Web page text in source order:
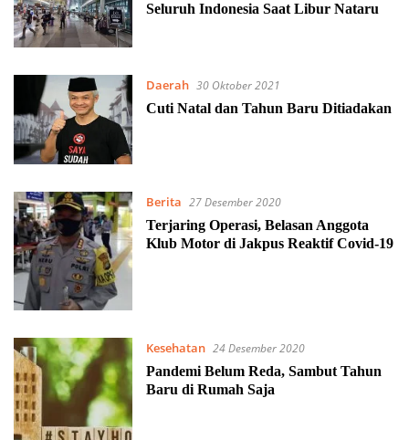
Seluruh Indonesia Saat Libur Nataru
Daerah 30 Oktober 2021
Cuti Natal dan Tahun Baru Ditiadakan
Berita 27 Desember 2020
Terjaring Operasi, Belasan Anggota
Klub Motor di Jakpus Reaktif Covid-19
Kesehatan 24 Desember 2020
Pandemi Belum Reda, Sambut Tahun
Baru di Rumah Saja